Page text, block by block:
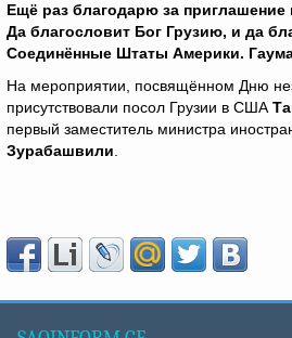
Ещё раз благодарю за приглашение
Да благословит Бог Грузию, и да
Соединённые Штаты Америки.
На мероприятии, посвящённом Дню
присутствовали посол Грузии в США
первый заместитель министра
Зурабашвили